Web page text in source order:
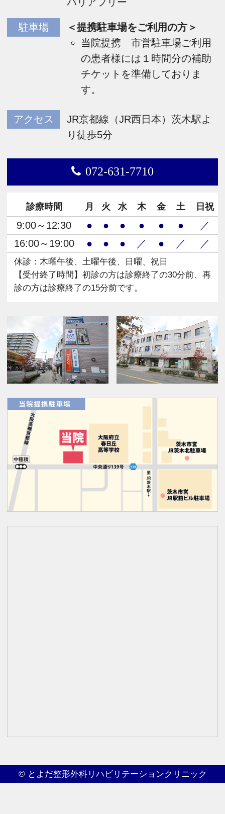
駐車場
＜提携駐車場をご利用の方＞
当院提携 市営駐車場ご利用
の患者様には１時間分の補助
チケットを準備しておりま
す。
アクセス
JR京都線（JR西日本）茨木駅よ
り徒歩5分
072-631-7710
休診：木曜午後、土曜午後、日曜、祝日
【受付終了時間】初診の方は診療終了の30分前、再
診の方は診療終了の15分前です。
診療時間 月 火 水 木 金 土 日祝
9:00～12:30 ● ● ● ● ● ●
／
16:00～19:00
● ● ● ／ ● ／ ／
© とよだ整形外科リハビリテーションクリニック